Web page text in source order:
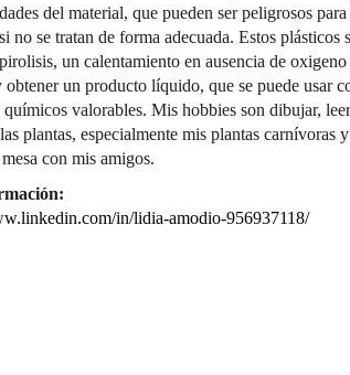
del material, que pueden ser peligrosos
no se tratan de forma adecuada. Estos plásticos
un calentamiento en ausencia de
obtener un producto líquido, que se puede usar
químicos valorables. Mis hobbies son dibujar,
plantas, especialmente mis plantas carnívoras
con mis amigos.
in/lidia-amodio-956937118/